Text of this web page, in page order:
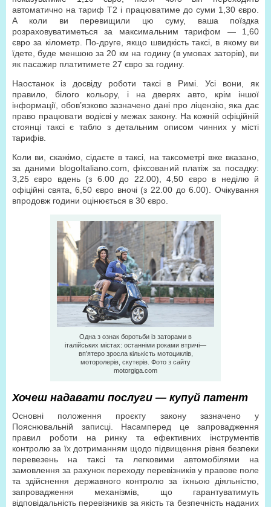
автоматично на тариф Т2 і працюватиме до суми 1,30 євро.
А коли ви перевищили цю суму, ваша поїздка
розраховуватиметься за максимальним тарифом — 1,60
євро за кілометр. По-друге, якщо швидкість таксі, в якому ви
їдете, буде меншою за 20 км на годину (в умовах заторів), ви
як пасажир платитимете 27 євро за годину.
Наостанок із досвіду роботи таксі в Римі. Усі вони, як
правило, білого кольору, і на дверях авто, крім іншої
інформації, обов’язково зазначено дані про ліцензію, яка дає
право працювати водієві у межах закону. На кожній офіційній
стоянці таксі є табло з детальним описом чинних у місті
тарифів.
Коли ви, скажімо, сідаєте в таксі, на таксометрі вже вказано,
за даними blogoІtaliano.com, фіксований платіж за посадку:
3,25 євро вдень (з 6.00 до 22.00), 4,50 євро в неділю й
офіційні свята, 6,50 євро вночі (з 22.00 до 6.00). Очікування
впродовж години оцінюється в 30 євро.
Одна з ознак боротьби із заторами в
італійських містах: останніми роками втричі—
вп’ятеро зросла кількість мотоциклів,
моторолерів, скутерів. Фото з сайту
motorgiga.com
Хочеш надавати послуги — купуй патент
Основні положення проєкту закону зазначено у
Пояснювальній записці. Насамперед це запровадження
правил роботи на ринку та ефективних інструментів
контролю за їх дотриманням щодо підвищення рівня безпеки
перевезень на таксі та легковими автомобілями на
замовлення за рахунок переходу перевізників у правове поле
та здійснення державного контролю за їхньою діяльністю,
запровадження механізмів, що гарантуватимуть
відповідальність перевізників за якість та безпечність наданих